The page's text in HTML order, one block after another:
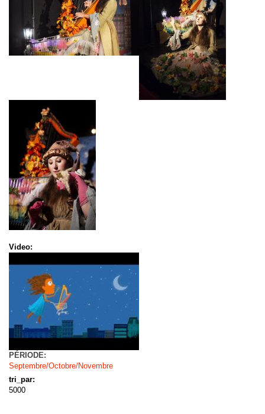
Video:
PÉRIODE:
Septembre/Octobre/Novembre
tri_par:
5000